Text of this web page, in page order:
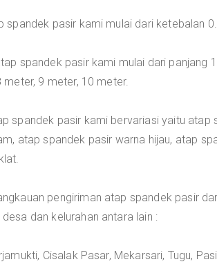
spandek pasir kami mulai dari ketebalan
spandek pasir kami mulai dari panjang
meter, 9 meter, 10 meter.
spandek pasir kami bervariasi yaitu
atap spandek pasir warna hijau, atap
pengiriman atap spandek pasir
dan kelurahan antara lain :
Cisalak Pasar, Mekarsari, Tugu,